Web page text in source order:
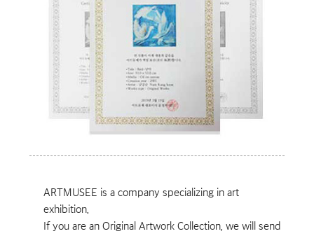
ARTMUSEE is a company specializing in art
exhibition.
If you are an Original Artwork Collection, we will send